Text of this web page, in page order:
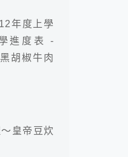
年度上學
進度表 -
黑胡椒牛肉
皇帝豆炊